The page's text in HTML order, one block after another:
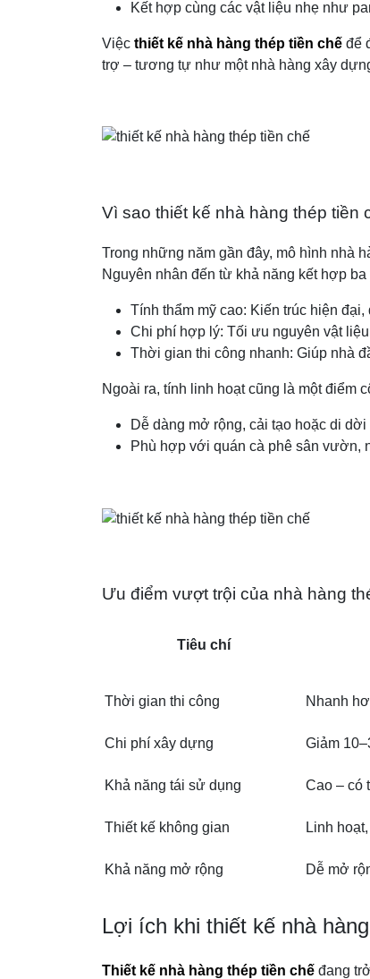
Kết hợp cùng các vật liệu nhẹ như
Việc thiết kế nhà hàng thép tiền chế để
trợ – tương tự như một nhà hàng xây
Vì sao thiết kế nhà hàng thép tiền
Trong những năm gần đây, mô hình nhà
Nguyên nhân đến từ khả năng kết hợp
Tính thẩm mỹ cao: Kiến trúc hiện
Chi phí hợp lý: Tối ưu nguyên vật
Thời gian thi công nhanh: Giúp nhà
Ngoài ra, tính linh hoạt cũng là một điểm
Dễ dàng mở rộng, cải tạo hoặc di
Phù hợp với quán cà phê sân vườn,
Ưu điểm vượt trội của nhà hàng
Tiêu chí
Thời gian thi công Nhanh
Chi phí xây dựng Giảm
Khả năng tái sử dụng Cao – có
Thiết kế không gian Linh
Khả năng mở rộng Dễ mở
Lợi ích khi thiết kế nhà
Thiết kế nhà hàng thép tiền chế đang